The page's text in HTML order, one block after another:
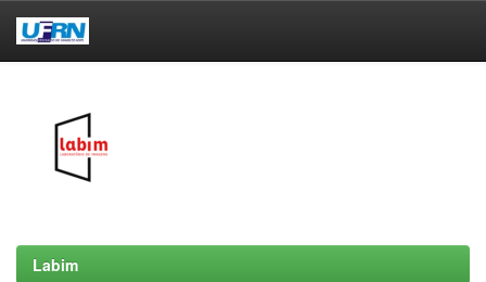
Labim